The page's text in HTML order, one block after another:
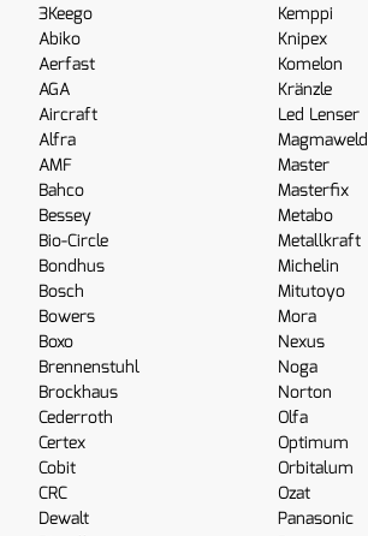
3Keego
Abiko
Aerfast
AGA
Aircraft
Alfra
AMF
Bahco
Bessey
Bio-Circle
Bondhus
Bosch
Bowers
Boxo
Brennenstuhl
Brockhaus
Cederroth
Certex
Cobit
CRC
Dewalt
Kemppi
Knipex
Komelon
Kränzle
Led Lenser
Magmaweld
Master
Masterfix
Metabo
Metallkraft
Michelin
Mitutoyo
Mora
Nexus
Noga
Norton
Olfa
Optimum
Orbitalum
Ozat
Panasonic